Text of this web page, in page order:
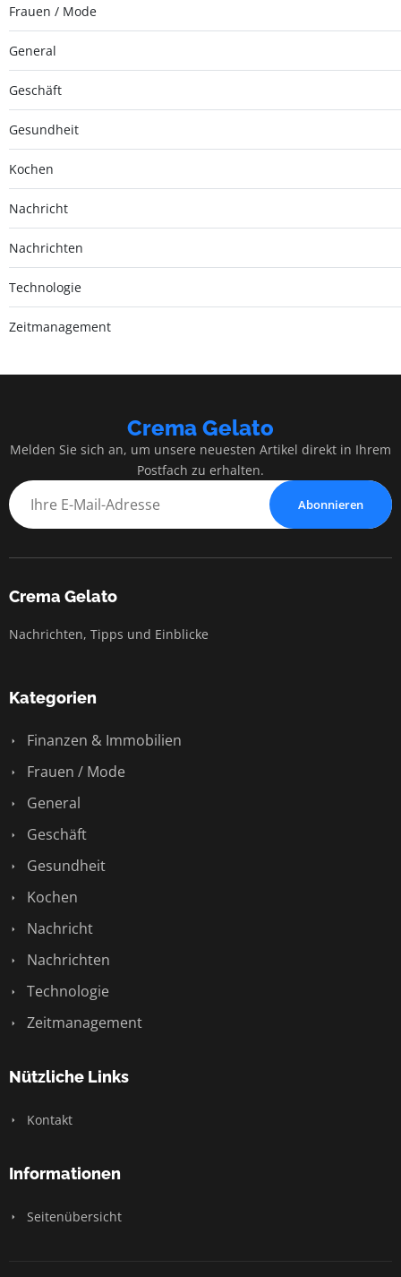
Frauen / Mode
General
Geschäft
Gesundheit
Kochen
Nachricht
Nachrichten
Technologie
Zeitmanagement
Crema Gelato
Melden Sie sich an, um unsere neuesten Artikel direkt in Ihrem
Postfach zu erhalten.
Abonnieren
Crema Gelato
Nachrichten, Tipps und Einblicke
Kategorien
Finanzen & Immobilien
Frauen / Mode
General
Geschäft
Gesundheit
Kochen
Nachricht
Nachrichten
Technologie
Zeitmanagement
Nützliche Links
Kontakt
Informationen
Seitenübersicht